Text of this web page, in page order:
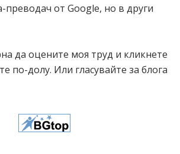
Serif;
width:100%;
color:#fff;
box-sizing:border-box;
appearance:none;
от Google, но в други
да оцените моя труд и кликнете
по-долу. Или гласувайте за блога